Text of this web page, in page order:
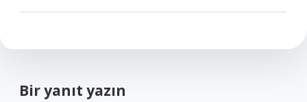
Bir yanıt yazın